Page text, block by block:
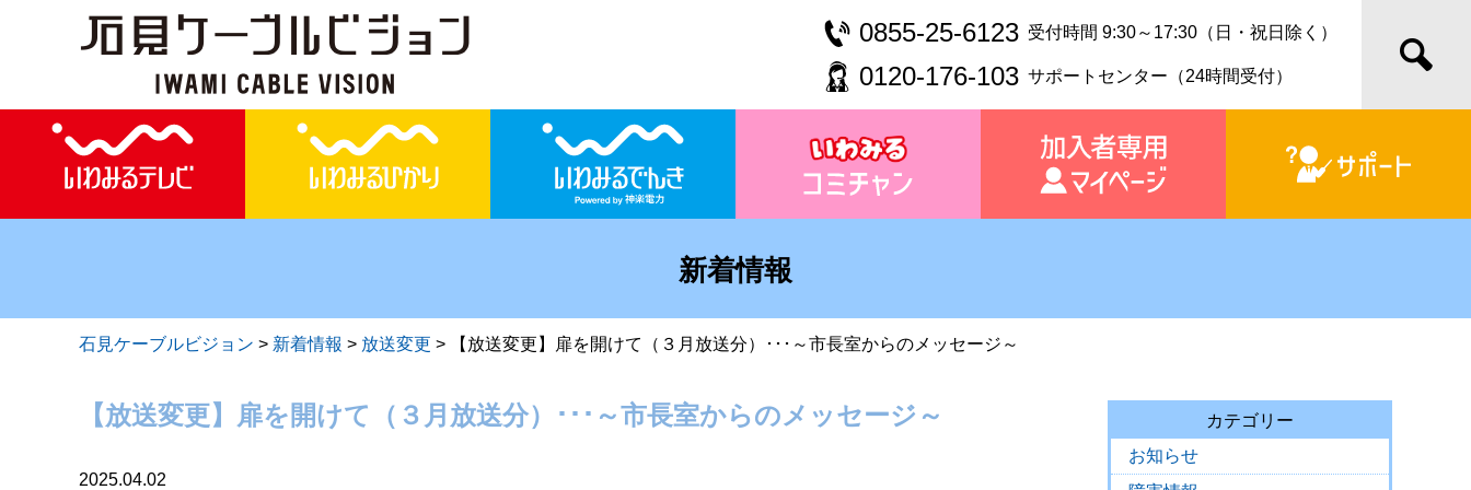
0855-25-6123 受付時間 9:30～17:30（日・祝日除く）
0120-176-103 サポートセンター（24時間受付）
新着情報
石見ケーブルビジョン > 新着情報 > 放送変更 > 【放送変更】扉を開けて（３月放送分）･･･～市長室からのメッセージ～
【放送変更】扉を開けて（３月放送分）･･･～市長室からのメッセージ～
2025.04.02
カテゴリー
お知らせ